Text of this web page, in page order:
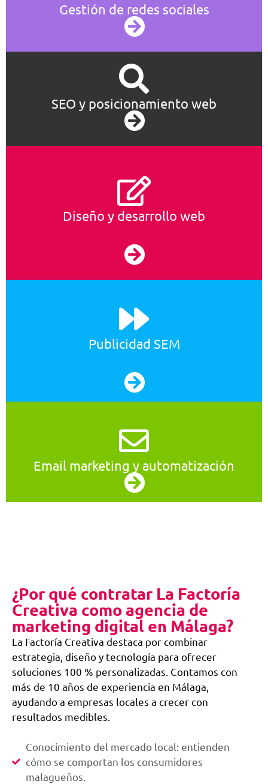
Gestión de redes sociales
SEO y posicionamiento web
Diseño y desarrollo web
Publicidad SEM
Email marketing y automatización
¿Por qué contratar La Factoría
Creativa como agencia de
marketing digital en Málaga?
La Factoría Creativa destaca por combinar
estrategia, diseño y tecnología para ofrecer
soluciones 100 % personalizadas. Contamos con
más de 10 años de experiencia en Málaga,
ayudando a empresas locales a crecer con
resultados medibles.
Conocimiento del mercado local: entienden
cómo se comportan los consumidores
malagueños.